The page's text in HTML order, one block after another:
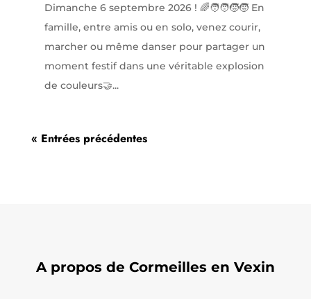
Dimanche 6 septembre 2026 ! 🌈🧑‍🧑‍🧒‍🧒 En
famille, entre amis ou en solo, venez courir,
marcher ou même danser pour partager un
moment festif dans une véritable explosion
de couleurs🤝...
« Entrées précédentes
A propos de Cormeilles en Vexin